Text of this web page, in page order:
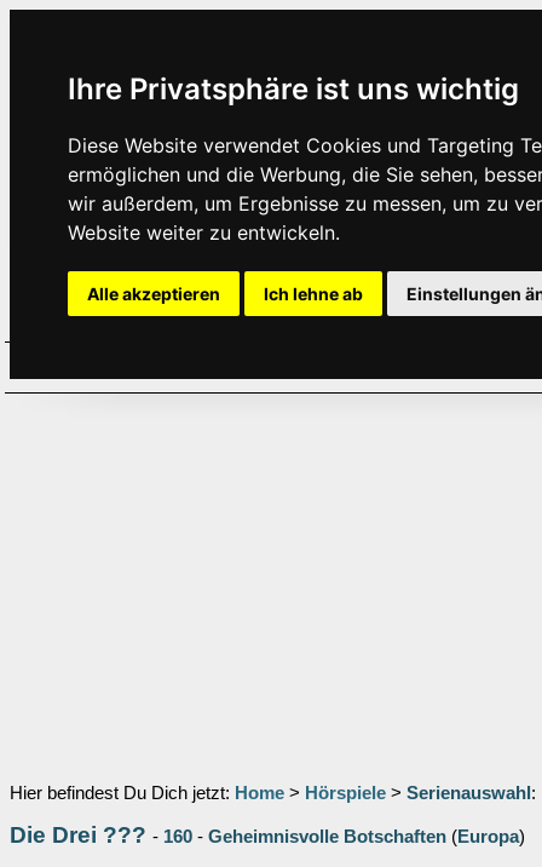
Ihre Privatsphäre ist uns wichtig
Diese Website verwendet Cookies und Targeting
ermöglichen und die Werbung, die Sie sehen,
wir außerdem, um Ergebnisse zu messen, um zu
Website weiter zu entwickeln.
Alle akzeptieren Ich lehne ab Einstellungen
Hier befindest Du Dich jetzt: Home > Hörspiele > Serienauswahl :
Die Drei ??? - 160 - Geheimnisvolle Botschaften (Europa)